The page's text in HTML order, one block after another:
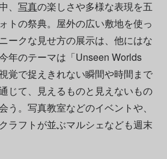
写真の楽しさや多様な表現を五
トの祭典。屋外の広い敷地を使っ
ークな見せ方の展示は、他にはな
年のテーマは「Unseen Worlds
覚で捉えきれない瞬間や時間まで
じて、見えるものと見えないもの
う。写真教室などのイベントや、
ラフトが並ぶマルシェなども週末